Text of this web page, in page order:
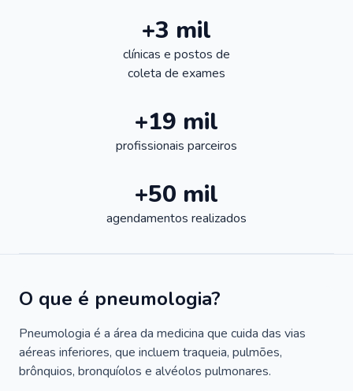
+3 mil
clínicas e postos de
coleta de exames
+19 mil
profissionais parceiros
+50 mil
agendamentos realizados
O que é pneumologia?
Pneumologia é a área da medicina que cuida das vias
aéreas inferiores, que incluem traqueia, pulmões,
brônquios, bronquíolos e alvéolos pulmonares.